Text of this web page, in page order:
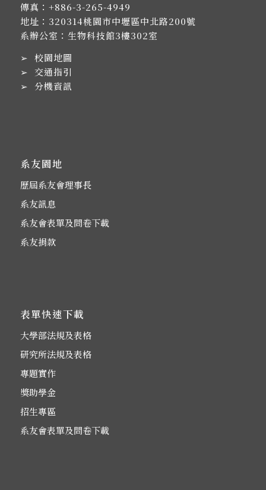
傳真：+886-3-265-4949
地址： 320314桃園市中壢區中北路200號
系辦公室：生物科技館3樓302室
➢ 校園地圖
➢ 交通指引
➢ 分機資訊
系友園地
歷屆系友會理事長
系友訊息
系友會表單及問卷下載
系友捐款
表單快速下載
大學部法規及表格
研究所法規及表格
專題實作
獎助學金
招生專區
系友會表單及問卷下載